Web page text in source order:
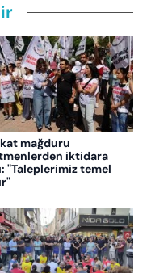
mağduru
iktidara
"Taleplerimiz temel